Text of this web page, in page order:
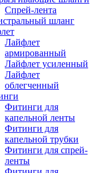
Спрей-лента
шланг
Лайфлет
армированный
Лайфлет усиленный
Лайфлет
облегченный
Фитинги для
капельной ленты
Фитинги для
капельной трубки
Фитинги для спрей-
ленты